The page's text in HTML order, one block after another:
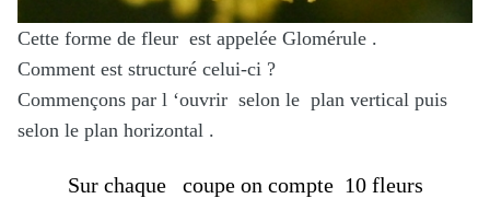
Cette forme de fleur est appelée Glomérule .
Comment est structuré celui-ci ?
Commençons par l ‘ouvrir selon le plan vertical puis
selon le plan horizontal .
Sur chaque coupe on compte 10 fleurs